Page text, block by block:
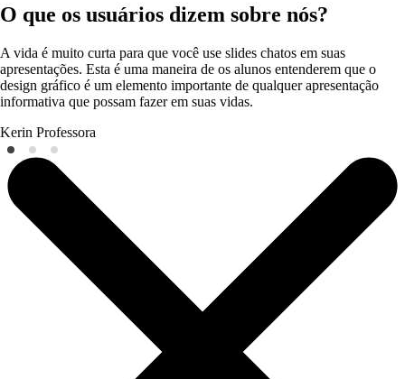
O que os usuários dizem sobre nós?
A vida é muito curta para que você use slides chatos em suas
apresentações. Esta é uma maneira de os alunos entenderem que o
design gráfico é um elemento importante de qualquer apresentação
informativa que possam fazer em suas vidas.
Kerin Professora